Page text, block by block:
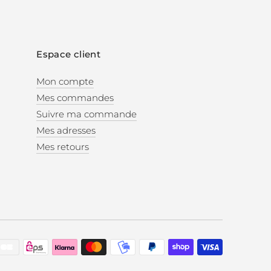
Espace client
Mon compte
Mes commandes
Suivre ma commande
Mes adresses
Mes retours